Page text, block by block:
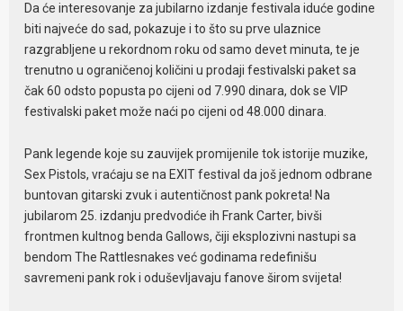
Da će interesovanje za jubilarno izdanje festivala iduće godine
biti najveće do sad, pokazuje i to što su prve ulaznice
razgrabljene u rekordnom roku od samo devet minuta, te je
trenutno u ograničenoj količini u prodaji festivalski paket sa
čak 60 odsto popusta po cijeni od 7.990 dinara, dok se VIP
festivalski paket može naći po cijeni od 48.000 dinara.
Pank legende koje su zauvijek promijenile tok istorije muzike,
Sex Pistols, vraćaju se na EXIT festival da još jednom odbrane
buntovan gitarski zvuk i autentičnost pank pokreta! Na
jubilarom 25. izdanju predvodiće ih Frank Carter, bivši
frontmen kultnog benda Gallows, čiji eksplozivni nastupi sa
bendom The Rattlesnakes već godinama redefinišu
savremeni pank rok i oduševljavaju fanove širom svijeta!